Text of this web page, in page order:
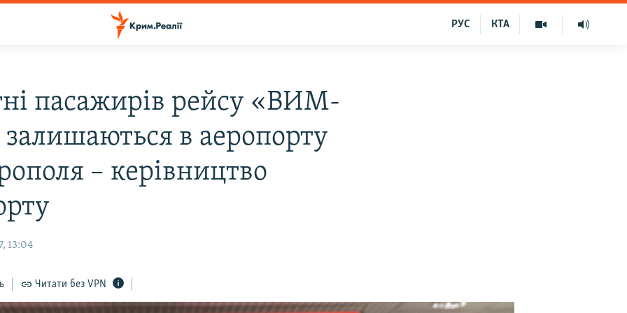
КТА
РУС
пасажирів рейсу «ВИМ-
в аеропорту
– керівництво
13:04
Читати без VPN